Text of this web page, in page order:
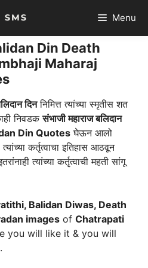
Menu
Din Death
Maharaj
दिननिमित्त त्यांच्या स्मृतीस शत
निवडकसंभाजी महाराज बलिदान
Din Quotes घेऊन आलो
कर्तृत्वाचा इतिहास आठवून
त्यांच्या कर्तृत्वाची महती सांगू
Balidan Diwas, Death
images of Chatrapati
you will like it & you will